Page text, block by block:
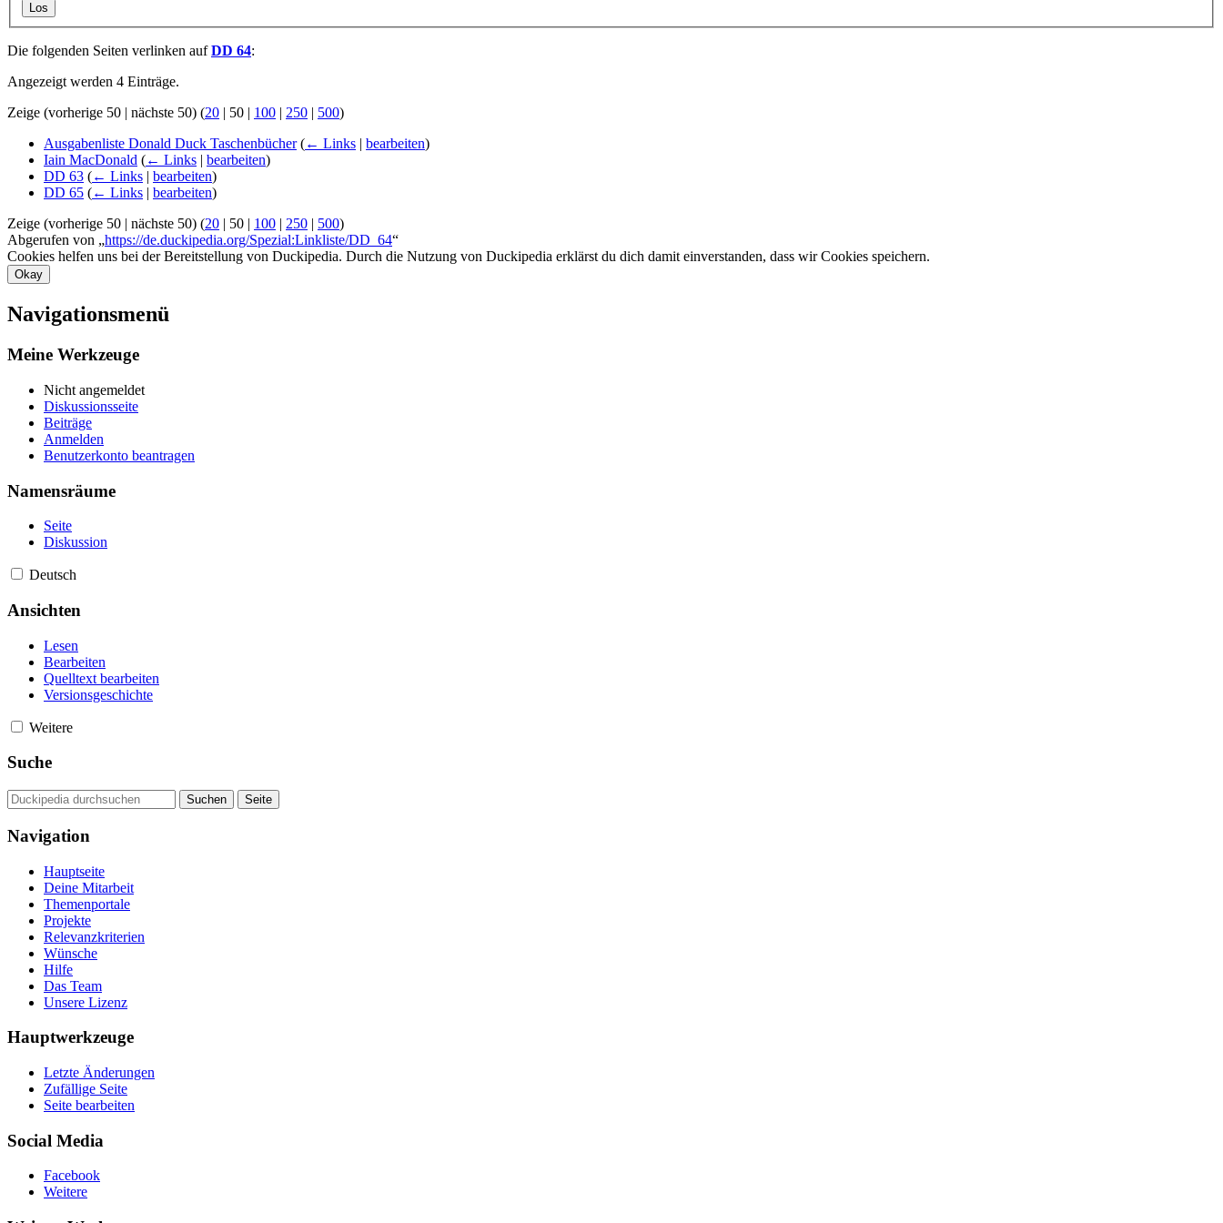
Los
Die folgenden Seiten verlinken aufDD 64:
Angezeigt werden 4 Einträge.
Zeige (vorherige 50 | nächste 50) (20 | 50 | 100 | 250 | 500)
Ausgabenliste Donald Duck Taschenbücher (← Links | bearbeiten)
Iain MacDonald (← Links | bearbeiten)
DD 63 (← Links | bearbeiten)
DD 65 (← Links | bearbeiten)
Zeige (vorherige 50 | nächste 50) (20 | 50 | 100 | 250 | 500)
Abgerufen von „https://de.duckipedia.org/Spezial:Linkliste/DD_64“
Cookies helfen uns bei der Bereitstellung von Duckipedia. Durch die Nutzung von Duckipedia erklärst du dich damit einverstanden, dass wir Cookies speichern.
Okay
Navigationsmenü
Meine Werkzeuge
Nicht angemeldet
Diskussionsseite
Beiträge
Anmelden
Benutzerkonto beantragen
Namensräume
Seite
Diskussion
Deutsch
Ansichten
Lesen
Bearbeiten
Quelltext bearbeiten
Versionsgeschichte
Weitere
Suche
Navigation
Hauptseite
Deine Mitarbeit
Themenportale
Projekte
Relevanzkriterien
Wünsche
Hilfe
Das Team
Unsere Lizenz
Hauptwerkzeuge
Letzte Änderungen
Zufällige Seite
Seite bearbeiten
Social Media
Facebook
Weitere